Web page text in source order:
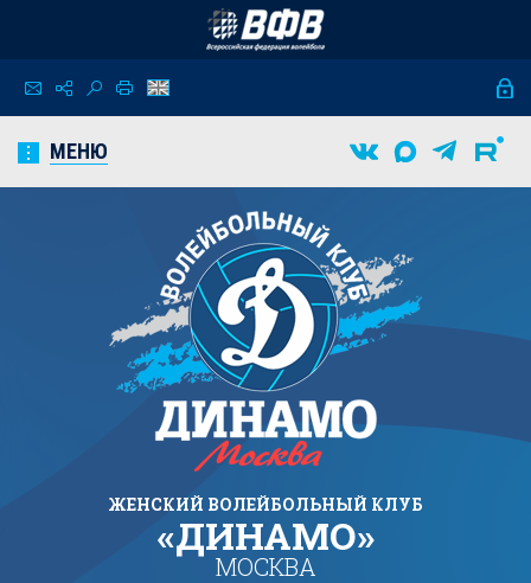
МЕНЮ
ЖЕНСКИЙ ВОЛЕЙБОЛЬНЫЙ КЛУБ
«ДИНАМО»
МОСКВА